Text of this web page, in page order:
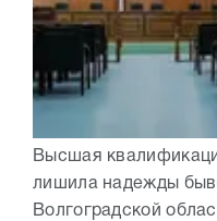
Высшая
лишила надежды
Волгоградской